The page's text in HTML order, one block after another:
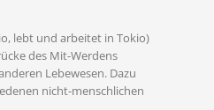
lebt und arbeitet in Tokio)
des Mit-Werdens
Lebewesen. Dazu
nicht-menschlichen